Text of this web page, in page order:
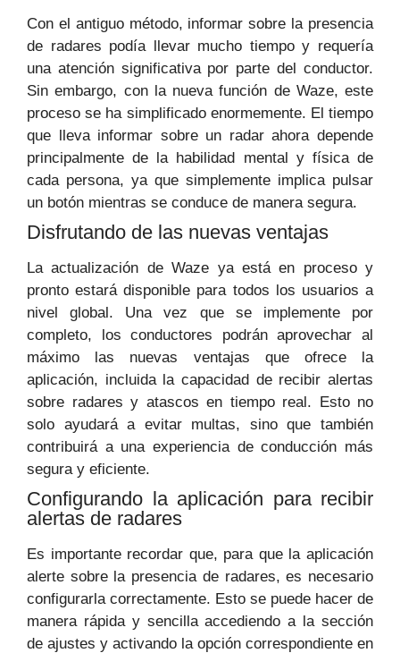
Con el antiguo método, informar sobre la presencia
de radares podía llevar mucho tiempo y requería
una atención significativa por parte del conductor.
Sin embargo, con la nueva función de Waze, este
proceso se ha simplificado enormemente. El tiempo
que lleva informar sobre un radar ahora depende
principalmente de la habilidad mental y física de
cada persona, ya que simplemente implica pulsar
un botón mientras se conduce de manera segura.
Disfrutando de las nuevas ventajas
La actualización de Waze ya está en proceso y
pronto estará disponible para todos los usuarios a
nivel global. Una vez que se implemente por
completo, los conductores podrán aprovechar al
máximo las nuevas ventajas que ofrece la
aplicación, incluida la capacidad de recibir alertas
sobre radares y atascos en tiempo real. Esto no
solo ayudará a evitar multas, sino que también
contribuirá a una experiencia de conducción más
segura y eficiente.
Configurando la aplicación para recibir
alertas de radares
Es importante recordar que, para que la aplicación
alerte sobre la presencia de radares, es necesario
configurarla correctamente. Esto se puede hacer de
manera rápida y sencilla accediendo a la sección
de ajustes y activando la opción correspondiente en